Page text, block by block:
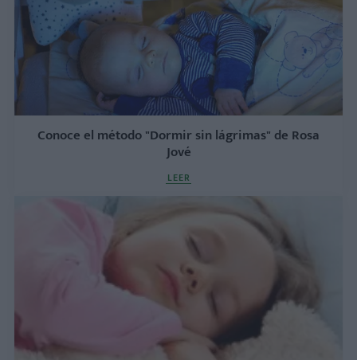
Conoce el método "Dormir sin lágrimas" de Rosa
Jové
LEER